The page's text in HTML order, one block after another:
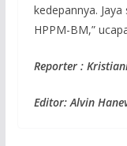
kedepannya.
HPPM-BM,”
Reporter :
Editor: Alvin